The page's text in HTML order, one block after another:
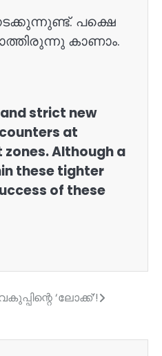
പക്ഷെ
കാണാം.
strict new
at
Although a
these tighter
of these
‘ലോക്ക്’!